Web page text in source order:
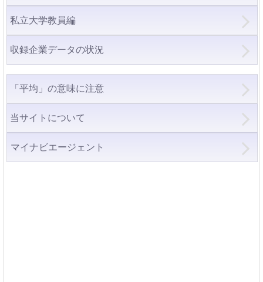
私立大学教員編
収録企業データの状況
「平均」の意味に注意
当サイトについて
マイナビエージェント